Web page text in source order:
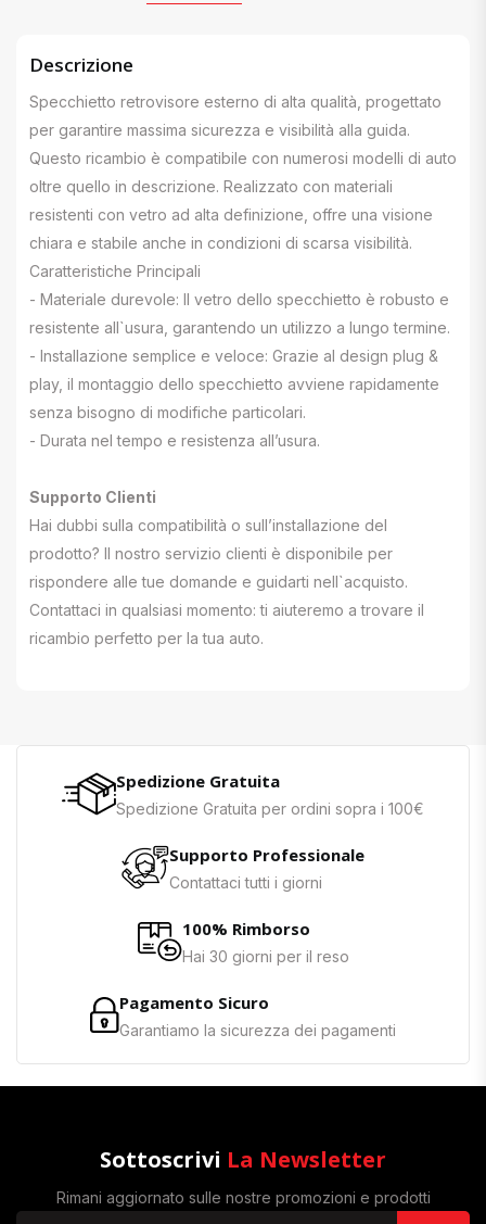
Descrizione
Specchietto retrovisore esterno di alta qualità, progettato
per garantire massima sicurezza e visibilità alla guida.
Questo ricambio è compatibile con numerosi modelli di auto
oltre quello in descrizione. Realizzato con materiali
resistenti con vetro ad alta definizione, offre una visione
chiara e stabile anche in condizioni di scarsa visibilità.
Caratteristiche Principali
- Materiale durevole: Il vetro dello specchietto è robusto e
resistente all`usura, garantendo un utilizzo a lungo termine.
- Installazione semplice e veloce: Grazie al design plug &
play, il montaggio dello specchietto avviene rapidamente
senza bisogno di modifiche particolari.
- Durata nel tempo e resistenza all’usura.
Supporto Clienti
Hai dubbi sulla compatibilità o sull’installazione del
prodotto? Il nostro servizio clienti è disponibile per
rispondere alle tue domande e guidarti nell`acquisto.
Contattaci in qualsiasi momento: ti aiuteremo a trovare il
ricambio perfetto per la tua auto.
Spedizione Gratuita
Spedizione Gratuita per ordini sopra i 100€
Supporto Professionale
Contattaci tutti i giorni
100% Rimborso
Hai 30 giorni per il reso
Pagamento Sicuro
Garantiamo la sicurezza dei pagamenti
Sottoscrivi La Newsletter
Rimani aggiornato sulle nostre promozioni e prodotti